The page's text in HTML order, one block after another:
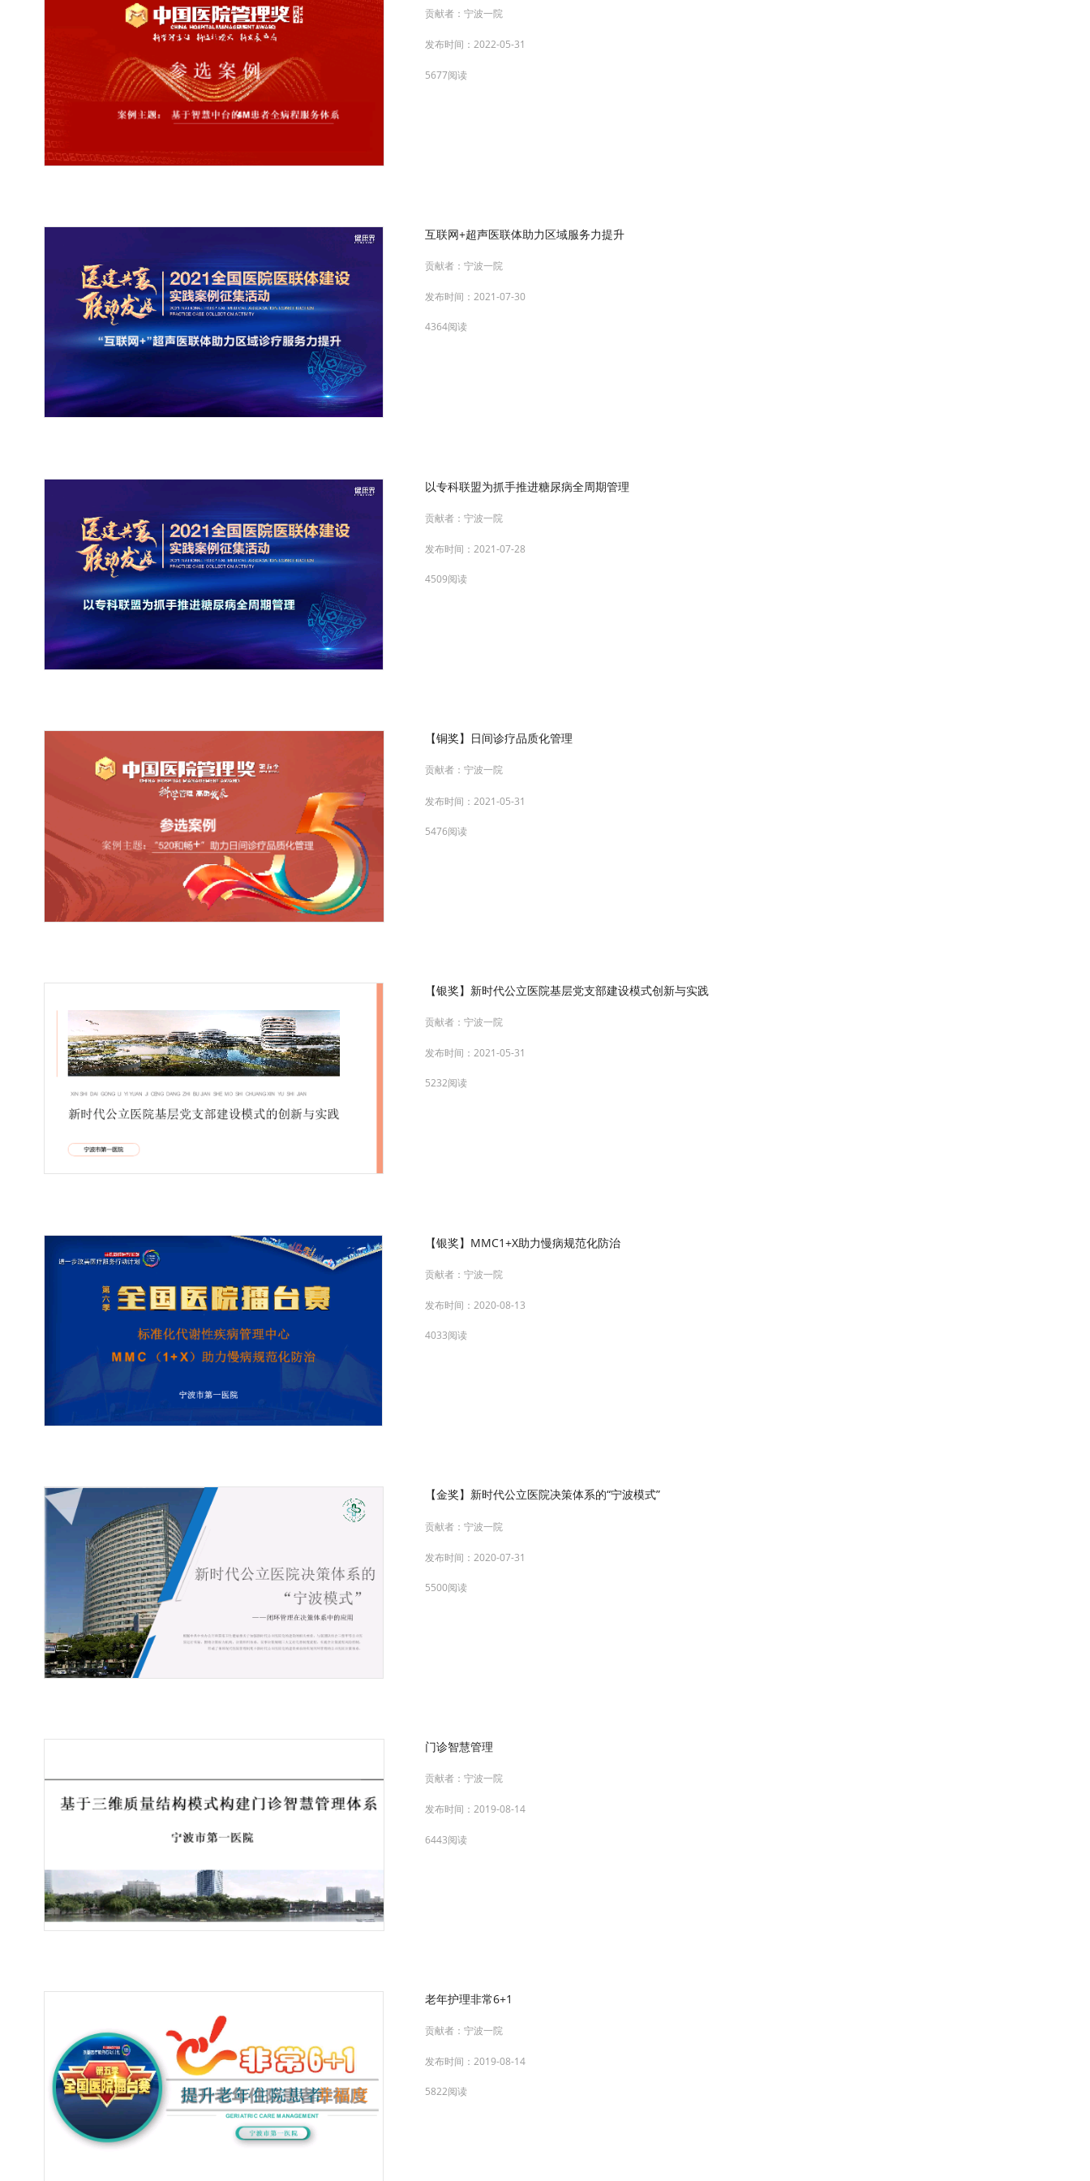
贡献者：宁波一院
发布时间：2022-05-31
5677阅读
互联网+超声医联体助力区域服务力提升
贡献者：宁波一院
发布时间：2021-07-30
4364阅读
以专科联盟为抓手推进糖尿病全周期管理
贡献者：宁波一院
发布时间：2021-07-28
4509阅读
【铜奖】日间诊疗品质化管理
贡献者：宁波一院
发布时间：2021-05-31
5476阅读
【银奖】新时代公立医院基层党支部建设模式创新与实践
贡献者：宁波一院
发布时间：2021-05-31
5232阅读
【银奖】MMC1+X助力慢病规范化防治
贡献者：宁波一院
发布时间：2020-08-13
4033阅读
【金奖】新时代公立医院决策体系的“宁波模式”
贡献者：宁波一院
发布时间：2020-07-31
5500阅读
门诊智慧管理
贡献者：宁波一院
发布时间：2019-08-14
6443阅读
老年护理非常6+1
贡献者：宁波一院
发布时间：2019-08-14
5822阅读